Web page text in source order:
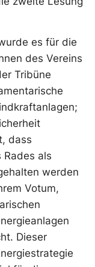
es für die
des Vereins
Tribüne
dass
als
werden
Votum,
Dieser